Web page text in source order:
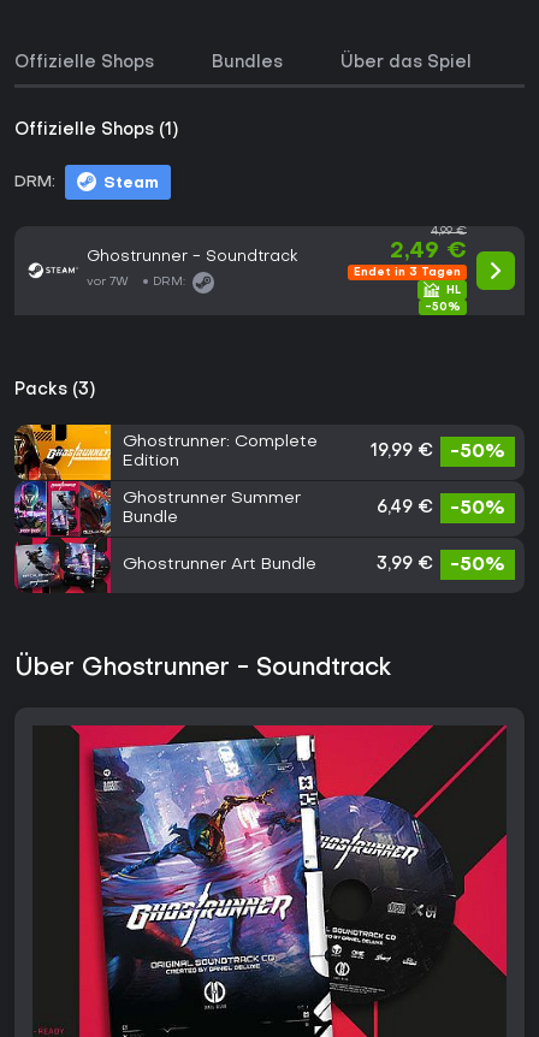
Offizielle Shops Bundles Über das Spiel
Offizielle Shops (1)
DRM: Steam
Ghostrunner - Soundtrack
vor 7W DRM:
4,99 €
2,49 €
Endet in 3 Tagen
-50%
Packs (3)
Ghostrunner: Complete
Edition
19,99 € -50%
Ghostrunner Summer
Bundle
6,49 € -50%
Ghostrunner Art Bundle 3,99 € -50%
Über Ghostrunner - Soundtrack